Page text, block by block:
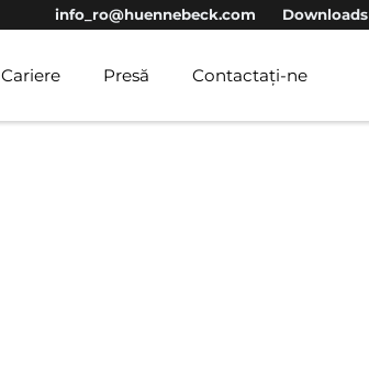
info_ro@huennebeck.com Downloads
Cariere Presă Contactați-ne